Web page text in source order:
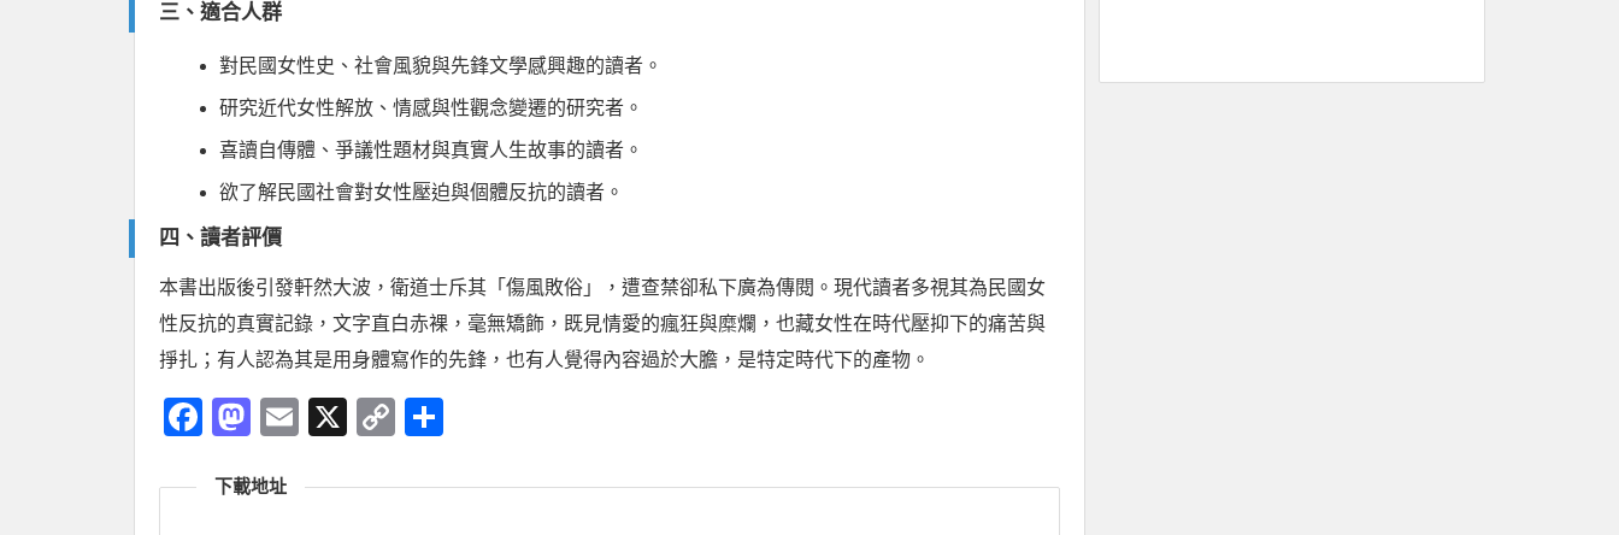
三、適合人群
對民國女性史、社會風貌與先鋒文學感興趣的讀者。
研究近代女性解放、情感與性觀念變遷的研究者。
喜讀自傳體、爭議性題材與真實人生故事的讀者。
欲了解民國社會對女性壓迫與個體反抗的讀者。
四、讀者評價
本書出版後引發軒然大波，衛道士斥其「傷風敗俗」，遭查禁卻私下廣為傳閱。現代讀者多視其為民國女
性反抗的真實記錄，文字直白赤裸，毫無矯飾，既見情愛的瘋狂與糜爛，也藏女性在時代壓抑下的痛苦與
掙扎；有人認為其是用身體寫作的先鋒，也有人覺得內容過於大膽，是特定時代下的產物。
Facebook
Mastodon
Email
X
Copy
下載地址